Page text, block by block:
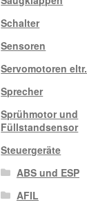
Schalter
Sensoren
Servomotoren eltr.
Sprecher
Sprühmotor und
Füllstandsensor
Steuergeräte
ABS und ESP
AFIL